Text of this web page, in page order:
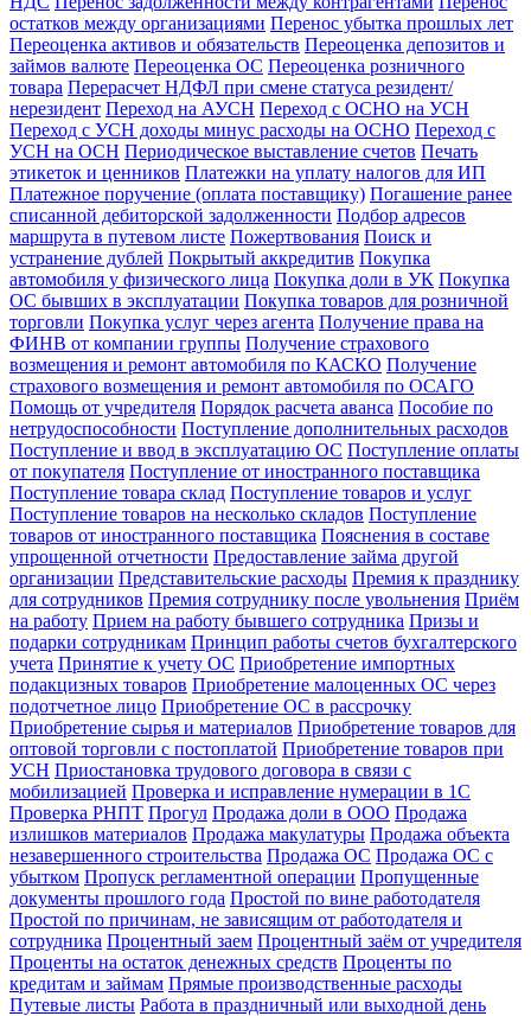
остатков между организациями Перенос убытка прошлых лет
Переоценка активов и обязательств Переоценка депозитов и
займов валюте Переоценка ОС Переоценка розничного
товара Перерасчет НДФЛ при смене статуса резидент/
нерезидент Переход на АУСН Переход с ОСНО на УСН
Переход с УСН доходы минус расходы на ОСНО Переход с
УСН на ОСН Периодическое выставление счетов Печать
этикеток и ценников Платежки на уплату налогов для ИП
Платежное поручение (оплата поставщику) Погашение ранее
списанной дебиторской задолженности Подбор адресов
маршрута в путевом листе Пожертвования Поиск и
устранение дублей Покрытый аккредитив Покупка
автомобиля у физического лица Покупка доли в УК Покупка
ОС бывших в эксплуатации Покупка товаров для розничной
торговли Покупка услуг через агента Получение права на
ФИНВ от компании группы Получение страхового
возмещения и ремонт автомобиля по КАСКО Получение
страхового возмещения и ремонт автомобиля по ОСАГО
Помощь от учредителя Порядок расчета аванса Пособие по
нетрудоспособности Поступление дополнительных расходов
Поступление и ввод в эксплуатацию ОС Поступление оплаты
от покупателя Поступление от иностранного поставщика
Поступление товара склад Поступление товаров и услуг
Поступление товаров на несколько складов Поступление
товаров от иностранного поставщика Пояснения в составе
упрощенной отчетности Предоставление займа другой
организации Представительские расходы Премия к празднику
для сотрудников Премия сотруднику после увольнения Приём
на работу Прием на работу бывшего сотрудника Призы и
подарки сотрудникам Принцип работы счетов бухгалтерского
учета Принятие к учету ОС Приобретение импортных
подакцизных товаров Приобретение малоценных ОС через
подотчетное лицо Приобретение ОС в рассрочку
Приобретение сырья и материалов Приобретение товаров для
оптовой торговли с постоплатой Приобретение товаров при
УСН Приостановка трудового договора в связи с
мобилизацией Проверка и исправление нумерации в 1С
Проверка РНПТ Прогул Продажа доли в ООО Продажа
излишков материалов Продажа макулатуры Продажа объекта
незавершенного строительства Продажа ОС Продажа ОС с
убытком Пропуск регламентной операции Пропущенные
документы прошлого года Простой по вине работодателя
Простой по причинам, не зависящим от работодателя и
сотрудника Процентный заем Процентный заём от учредителя
Проценты на остаток денежных средств Проценты по
кредитам и займам Прямые производственные расходы
Путевые листы Работа в праздничный или выходной день